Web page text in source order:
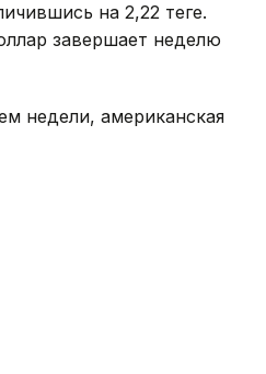
на 2,22 теңге.
завершает неделю
недели, американская